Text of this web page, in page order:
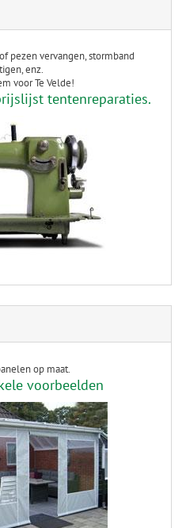
pezen vervangen, stormband
enz.
voor Te Velde!
tentenreparaties.
op maat.
voorbeelden